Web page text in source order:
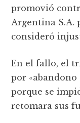
promovió
Argentina S.A.
consideró
En el fallo, el
por
porque se
retomara sus